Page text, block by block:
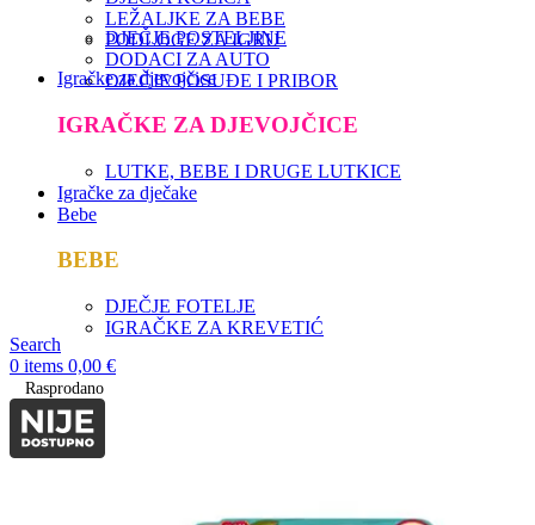
LEŽALJKE ZA BEBE
PODLOGE ZA IGRU
DJEČJE POSTELJINE
DODACI ZA AUTO
DJEČJE POSUĐE I PRIBOR
Igračke za djevojčice
IGRAČKE ZA DJEVOJČICE
LUTKE, BEBE I DRUGE LUTKICE
Igračke za dječake
Bebe
BEBE
DJEČJE FOTELJE
IGRAČKE ZA KREVETIĆ
Search
0 items 0,00 €
Rasprodano